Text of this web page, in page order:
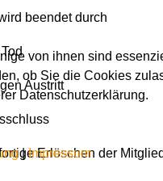
beendet durch
Austritt
Erlöschen der
von ihnen sind
ob Sie die Cookies
Datenschutzerklärung.
|Impressum